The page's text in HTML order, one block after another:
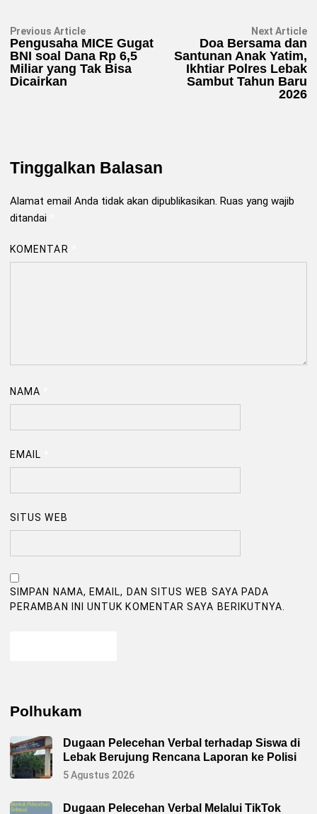
Navigasi
pos
Previous ArticlePrevious
article:
Pengusaha MICE Gugat
BNI soal Dana Rp 6,5
Miliar yang Tak Bisa
Dicairkan
Next Article
Doa Bersama dan
Santunan Anak Yatim,
Ikhtiar Polres Lebak
Sambut Tahun Baru
2026
Tinggalkan Balasan
Alamat email Anda tidak akan dipublikasikan. Ruas yang wajib
ditandai
KOMENTAR
NAMA
EMAIL
SITUS WEB
SIMPAN NAMA, EMAIL, DAN SITUS WEB SAYA PADA
PERAMBAN INI UNTUK KOMENTAR SAYA BERIKUTNYA.
Polhukam
Dugaan Pelecehan Verbal terhadap Siswa di
Lebak Berujung Rencana Laporan ke Polisi
5 Agustus 2026
Dugaan Pelecehan Verbal Melalui TikTok